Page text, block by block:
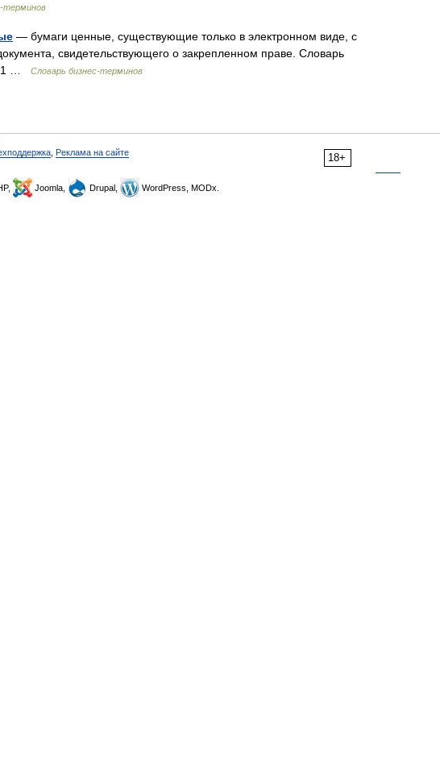
терминов
— бумаги ценные, существующие только в электронном виде, с
свидетельствующего о закрепленном праве. Словарь
…
Словарь бизнес-терминов
18+
Реклама на сайте
Joomla, Drupal, WordPress, MODx.